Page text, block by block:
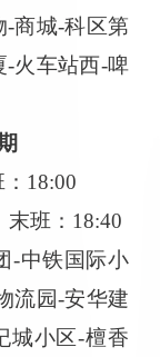
-商城-科区第
-火车站西-啤
18:00
末班：18:40
-中铁国际小
流园-安华建
城小区-檀香